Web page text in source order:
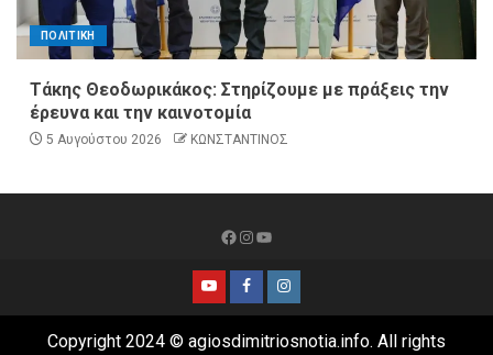
ΠΟΛΙΤΙΚΗ
Τάκης Θεοδωρικάκος: Στηρίζουμε με πράξεις την
έρευνα και την καινοτομία
5 Αυγούστου 2026 ΚΩΝΣΤΑΝΤΙΝΟΣ
Copyright 2024 © agiosdimitriosnotia.info. All rights